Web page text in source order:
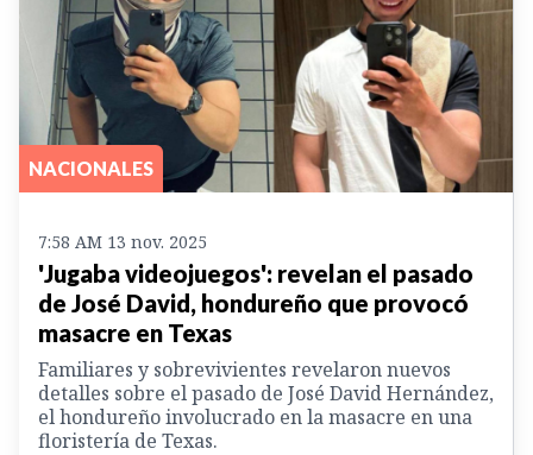
NACIONALES
7:58 AM 13 nov. 2025
'Jugaba videojuegos': revelan el pasado
de José David, hondureño que provocó
masacre en Texas
Familiares y sobrevivientes revelaron nuevos
detalles sobre el pasado de José David Hernández,
el hondureño involucrado en la masacre en una
floristería de Texas.